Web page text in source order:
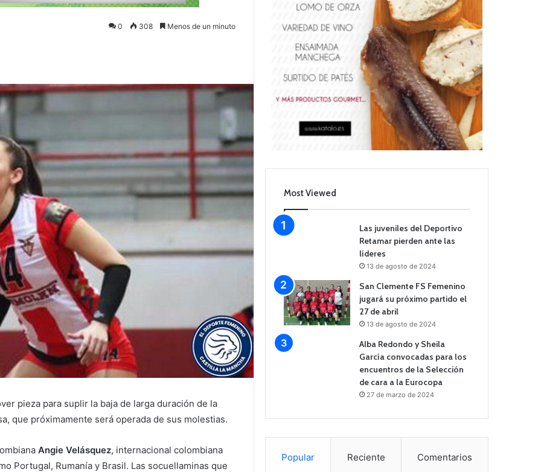
0 308 Menos de un minuto
pieza para suplir la baja de larga duración de la
que próximamente será operada de sus molestias.
Angie Velásquez, internacional colombiana
Portugal, Rumanía y Brasil. Las socuellaminas que
Most Viewed
Las juveniles del Deportivo
Retamar pierden ante las
líderes
13 de agosto de 2024
San Clemente FS Femenino
jugará su próximo partido el
27 de abril
13 de agosto de 2024
Alba Redondo y Sheila
García convocadas para los
encuentros de la Selección
de cara a la Eurocopa
27 de marzo de 2024
Popular Reciente Comentarios